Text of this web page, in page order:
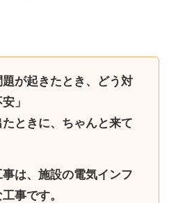
題が起きたとき、どう対
」
たときに、ちゃんと来て
は、施設の電気インフ
事です。